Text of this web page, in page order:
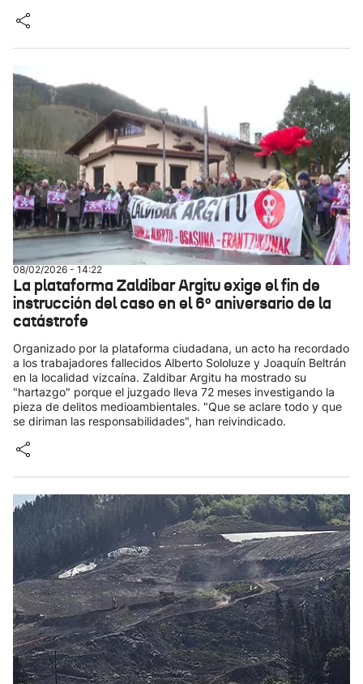
08/02/2026 - 14:22
La plataforma Zaldibar Argitu exige el fin de
instrucción del caso en el 6º aniversario de la
catástrofe
Organizado por la plataforma ciudadana, un acto ha recordado
a los trabajadores fallecidos Alberto Sololuze y Joaquín Beltrán
en la localidad vizcaína. Zaldibar Argitu ha mostrado su
"hartazgo" porque el juzgado lleva 72 meses investigando la
pieza de delitos medioambientales. "Que se aclare todo y que
se diriman las responsabilidades", han reivindicado.